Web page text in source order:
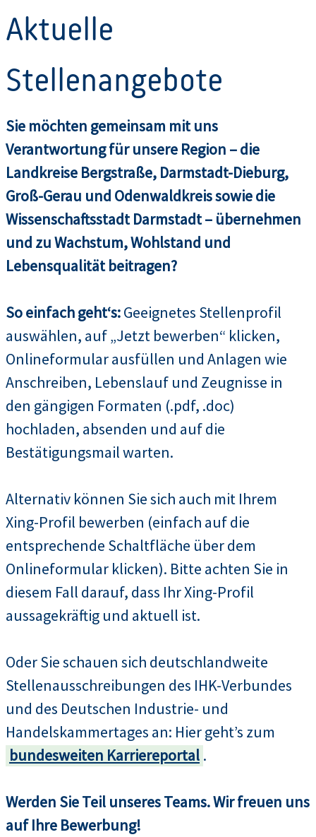
Aktuelle
Stellenangebote
Sie möchten gemeinsam mit uns
Verantwortung für unsere Region – die
Landkreise Bergstraße, Darmstadt-Dieburg,
Groß-Gerau und Odenwaldkreis sowie die
Wissenschaftsstadt Darmstadt – übernehmen
und zu Wachstum, Wohlstand und
Lebensqualität beitragen?
So einfach geht‘s:Geeignetes Stellenprofil
auswählen, auf „Jetzt bewerben“ klicken,
Onlineformular ausfüllen und Anlagen wie
Anschreiben, Lebenslauf und Zeugnisse in
den gängigen Formaten (.pdf, .doc)
hochladen, absenden und auf die
Bestätigungsmail warten.
Alternativ können Sie sich auch mit Ihrem
Xing-Profil bewerben (einfach auf die
entsprechende Schaltfläche über dem
Onlineformular klicken). Bitte achten Sie in
diesem Fall darauf, dass Ihr Xing-Profil
aussagekräftig und aktuell ist.
Oder Sie schauen sich deutschlandweite
Stellenausschreibungen des IHK-Verbundes
und des Deutschen Industrie- und
Handelskammertages an: Hier geht’s zum
bundesweiten Karriereportal .
Werden Sie Teil unseres Teams. Wir freuen uns
auf Ihre Bewerbung!